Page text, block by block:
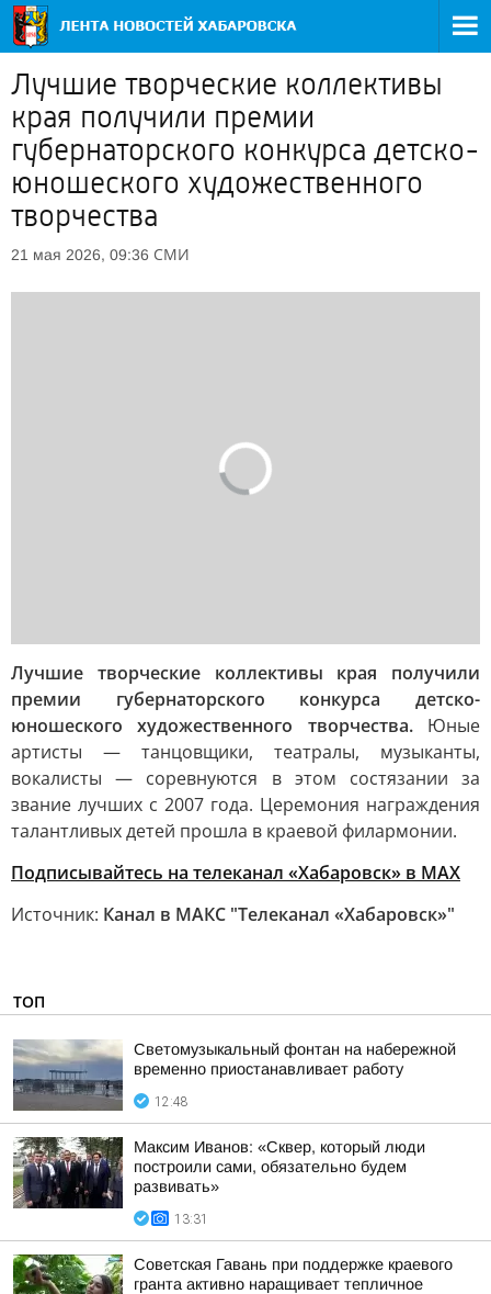
Лучшие творческие коллективы
края получили премии
губернаторского конкурса детско-
юношеского художественного
творчества
21 мая 2026, 09:36 СМИ
Лучшие творческие коллективы края получили
премии губернаторского конкурса детско-
юношеского художественного творчества.Юные
артисты — танцовщики, театралы, музыканты,
вокалисты — соревнуются в этом состязании за
звание лучших с 2007 года. Церемония награждения
талантливых детей прошла в краевой филармонии.
Подписывайтесь на телеканал «Хабаровск» в MAX
Источник: Канал в МАКС "Телеканал «Хабаровск»"
ТОП
Светомузыкальный фонтан на набережной
временно приостанавливает работу
12:48
Максим Иванов: «Сквер, который люди
построили сами, обязательно будем
развивать»
13:31
Советская Гавань при поддержке краевого
гранта активно наращивает тепличное